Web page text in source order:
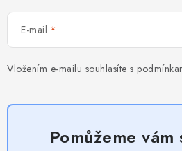
E-mail
Vložením e-mailu souhlasíte s
Pomůžeme